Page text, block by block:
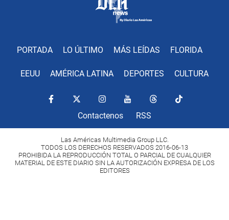
PORTADA LO ÚLTIMO MÁS LEÍDAS FLORIDA
EEUU AMÉRICA LATINA DEPORTES CULTURA
Contactenos RSS
Las Américas Multimedia Group LLC.
TODOS LOS DERECHOS RESERVADOS 2016-06-13
PROHIBIDA LA REPRODUCCIÓN TOTAL O PARCIAL DE CUALQUIER
MATERIAL DE ESTE DIARIO SIN LA AUTORIZACIÓN EXPRESA DE LOS
EDITORES